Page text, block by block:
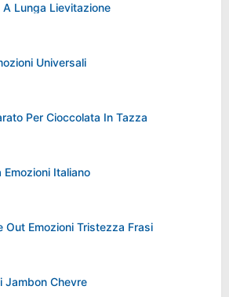
A Lunga Lievitazione
Universali
Per Cioccolata In Tazza
Emozioni Italiano
Out Emozioni Tristezza Frasi
Jambon Chevre